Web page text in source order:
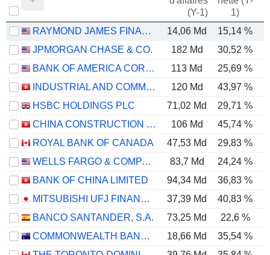
(Y-1)
1)
RAYMOND JAMES FINANCIAL, INC. 14,06 Md 15,14 %
JPMORGAN CHASE & CO.
182 Md 30,52 %
BANK OF AMERICA CORPORATION
113 Md 25,69 %
INDUSTRIAL AND COMMERCIAL BANK OF CHINA LIMITED
120 Md 43,97 %
HSBC HOLDINGS PLC
71,02 Md 29,71 %
CHINA CONSTRUCTION BANK CORPORATION
106 Md 45,74 %
ROYAL BANK OF CANADA
47,53 Md 29,83 %
WELLS FARGO & COMPANY
83,7 Md 24,24 %
BANK OF CHINA LIMITED
94,34 Md 36,83 %
MITSUBISHI UFJ FINANCIAL GROUP, INC.
37,39 Md 40,83 %
BANCO SANTANDER, S.A.
73,25 Md 22,6 %
COMMONWEALTH BANK OF AUSTRALIA
18,66 Md 35,54 %